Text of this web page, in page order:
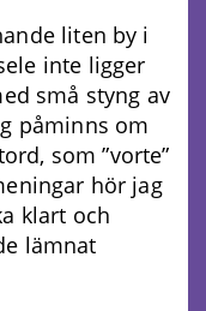
liten by i
inte ligger
små styng av
påminns om
som ”vorte”
hör jag
klart och
lämnat